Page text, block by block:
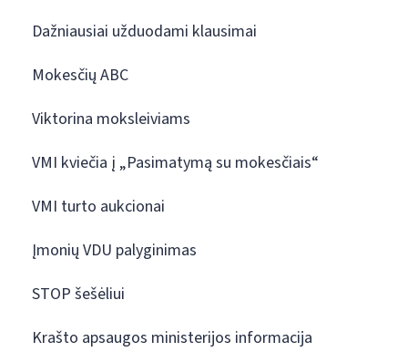
Dažniausiai užduodami klausimai
Mokesčių ABC
Viktorina moksleiviams
VMI kviečia į „Pasimatymą su mokesčiais“
VMI turto aukcionai
Įmonių VDU palyginimas
STOP šešėliui
Krašto apsaugos ministerijos informacija